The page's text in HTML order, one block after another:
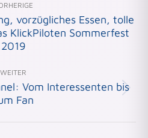
Vorheriger
Beitrag:
vorzügliches Essen, tolle
KlickPiloten Sommerfest
2019
WEITER
Nächster
Beitrag:
Vom Interessenten bis
Fan